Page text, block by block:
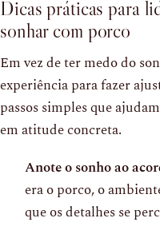
Dicas práticas para
sonhar com porco
Em vez de ter medo do
experiência para fazer
passos simples que
em atitude concreta.
Anote o sonho ao
era o porco, o
que os detalhes se